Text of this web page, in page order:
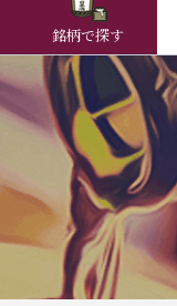
銘柄で探す